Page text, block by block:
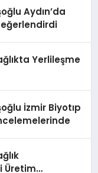
Aydın’da
Yerlileşme
İzmir Biyotıp
Üretim